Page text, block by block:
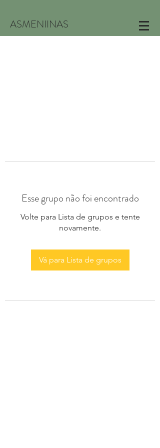
ASMENIINAS
Esse grupo não foi encontrado
Volte para Lista de grupos e tente
novamente.
Vá para Lista de grupos